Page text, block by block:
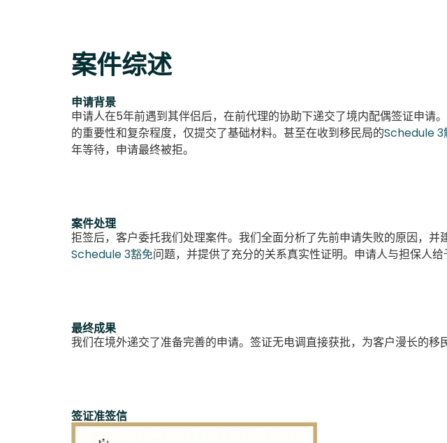
案件综述
申请背景
申请人在5年前遇到其伴侣后，在前代理的协助下递交了境内配偶签证申请
的重要性和复杂程度，仅提交了基础材料。甚至在收到移民局的Schedule 3
年等待，申请最终被拒。
案件处理
拒签后，客户委托我们处理案件。我们全面分析了先前申请失败的原因，
Schedule 3豁免问题，并提供了充分的关系真实性证明。申请人与担保人给
最终成果
我们在境外递交了准备完善的申请。签证无电调直接获批，为客户漫长的移
签证准签信